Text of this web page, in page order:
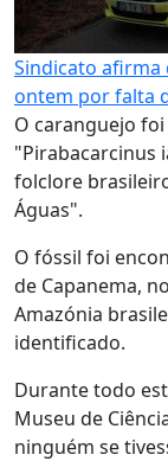
Sindicato afirma
ontem por falta
O caranguejo
"Pirabacarcinus
folclore
Águas".
O fóssil foi
de Capanema,
Amazónia
identificado.
Durante todo
Museu de
ninguém se